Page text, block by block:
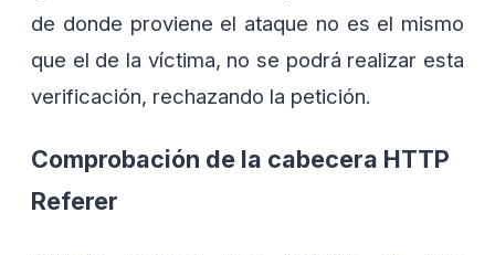
de donde proviene el ataque no es el mismo
que el de la víctima, no se podrá realizar esta
verificación, rechazando la petición.
Comprobación de la cabecera HTTP
Referer